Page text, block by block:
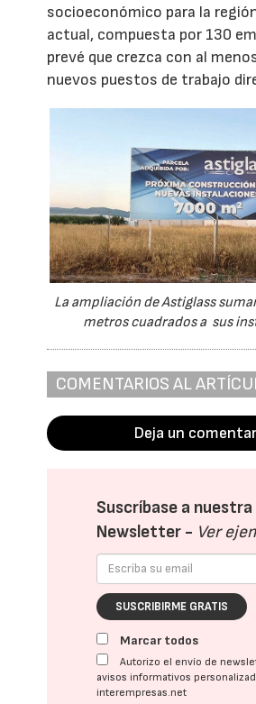
socioeconómico para la
actual, compuesta por 130
prevé que crezca con al
nuevos puestos de trabajo
La ampliación de Astiglass
metros cuadrados a sus
COMENTARIOS AL
Deja un
Suscríbase a nuestra
Newsletter - Ver
SUSCRIBIRME GRATIS
Marcar todos
Autorizo el envío de
avisos informativos
interempresas.net